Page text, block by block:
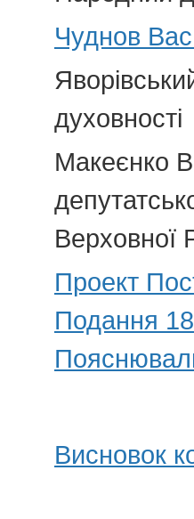
Чуднов
духовності
Макеєнко
Верховної
Проект
Подання
Висновок